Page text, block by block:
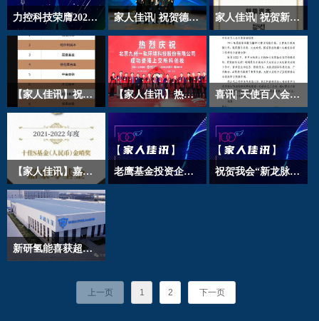
力控科技荣膺2024中国自动化产业年会多项大奖
4月11日，由中国自动
化学会主办的2024中国
自动化产业年会在北京
隆重举行，大会以“数
智协同 铸就新质生产
力”为主题，吸引了国
内外工业自动化领域的
众多领袖企业和专家人
士，共同探讨行业发展
的未来趋势。
家人佳讯| 祝贺德载厚资本所投企业瑞浦兰钧正式登陆港交所， “动储结合”引领未来发展！
“动储结合”引领未来发
展！\x0d\x0a天使百人
会会员企业德载厚资本
又添佳绩！
家人佳讯| 祝贺新鼎资本荣获【第一新声】六大榜单！
祝贺新鼎资本荣获第一
新声六大榜单
【家人佳讯】祝贺德载厚资本荣登 “2022年度新锐私募股权投资机构TOP10” 榜单
祝贺载载厚资本荣登知
名科技产业研究平台
【第一新声】发布
的“2022年度中国投资
机构系列榜单”
【家人佳讯】热烈庆祝会员单位所投企业九州一轨成功登陆上交所科创板！
2023年1月18日，会员
单位基石创投所投企业
北京九州一轨
（688485.SH）正式登
陆上海交易所科创板
喜讯| 天使百人会获中国科协科学技术传播中心感谢信
【家人佳讯】嘉豪母基金获评晨哨集团2021-2022年度S基金金哨奖
嘉豪母基金作为中国S
基金市场较早的参与
者、奠基者和引领者之
一，获评“2021-2022年
度十佳S基金（人民
老鹰基金投资企业史河机器人荣登国家级专精特新“小巨人”企业名单 祝贺我会“新龙脉基金”获“基金最佳回报Top50”
新研氢能喜获超亿元融资
能位于北京亦庄的总部
建设、新研氢能成都基
上一页 1 2 下一页